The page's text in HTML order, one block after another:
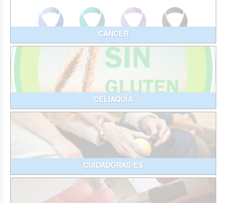
CÁNCER
CELIAQUÍA
CUIDADORAS/ES